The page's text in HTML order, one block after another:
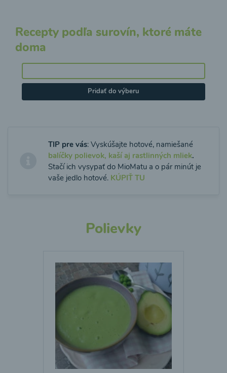
Recepty podľa surovín, ktoré máte
doma
Pridať do výberu
TIP pre vás: Vyskúšajte hotové, namiešané
balíčky polievok, kaší aj rastlinných mliek.
Stačí ich vysypať do MioMatu a o pár minút je
vaše jedlo hotové. KÚPIŤ TU
Polievky